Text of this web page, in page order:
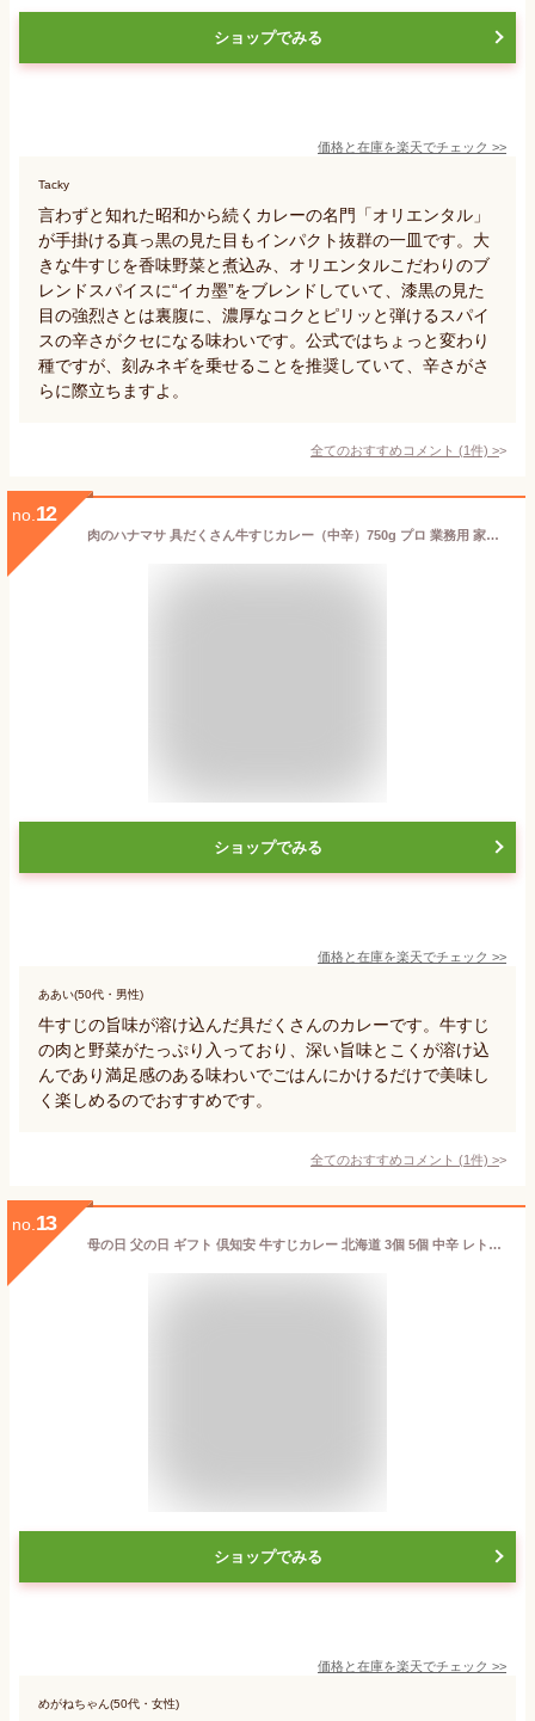
ショップでみる
価格と在庫を楽天でチェック >>
Tacky
言わずと知れた昭和から続くカレーの名門「オリエンタル」
が手掛ける真っ黒の見た目もインパクト抜群の一皿です。大
きな牛すじを香味野菜と煮込み、オリエンタルこだわりのブ
レンドスパイスに“イカ墨”をブレンドしていて、漆黒の見た
目の強烈さとは裏腹に、濃厚なコクとピリッと弾けるスパイ
スの辛さがクセになる味わいです。公式ではちょっと変わり
種ですが、刻みネギを乗せることを推奨していて、辛さがさ
らに際立ちますよ。
全てのおすすめコメント (1件) >
no. 12
肉のハナマサ 具だくさん牛すじカレー（中辛）750g プロ 業務用 家庭用 カレー レトルト 牛すじ
ショップでみる
価格と在庫を楽天でチェック >>
ああい(50代・男性)
牛すじの旨味が溶け込んだ具だくさんのカレーです。牛すじ
の肉と野菜がたっぷり入っており、深い旨味とこくが溶け込
んであり満足感のある味わいでごはんにかけるだけで美味し
く楽しめるのでおすすめです。
全てのおすすめコメント (1件) >
no. 13
母の日 父の日 ギフト 倶知安 牛すじカレー 北海道 3個 5個 中辛 レトルト食品 牛すじ 牛肉 カレー お取り寄せ グルメ 贈り物 プレゼント お祝い 内祝い お返し 男性 女性 詰め合わせ GW 帰省土産 お中元 暑中見舞い 惣菜 保存食
ショップでみる
価格と在庫を楽天でチェック >>
めがねちゃん(50代・女性)